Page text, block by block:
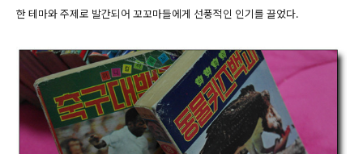
한 테마와 주제로 발간되어 꼬꼬마들에게 선풍적인 인기를 끌었다.